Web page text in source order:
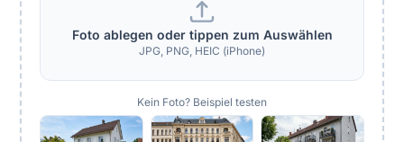
Foto ablegen oder tippen zum Auswählen
JPG, PNG, HEIC (iPhone)
Kein Foto? Beispiel testen